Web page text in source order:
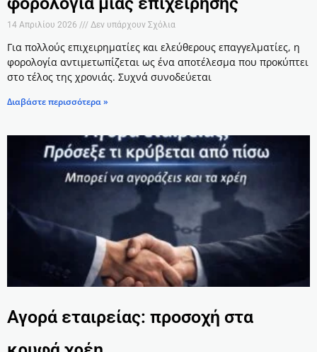
14 Απριλίου 2026 Δεν υπάρχουν Σχόλια
Για πολλούς επιχειρηματίες και ελεύθερους επαγγελματίες, η
φορολογία αντιμετωπίζεται ως ένα αποτέλεσμα που προκύπτει
στο τέλος της χρονιάς. Συχνά συνοδεύεται
Διαβάστε περισσότερα »
Αγορά εταιρείας: προσοχή στα